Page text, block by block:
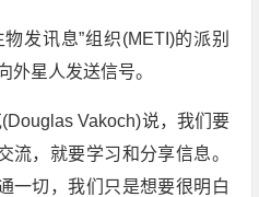
发讯息”组织(METI)的派别
外星人发送信号。
Vakoch)说，我们要
流，就要学习和分享信息。
一切，我们只是想要很明白